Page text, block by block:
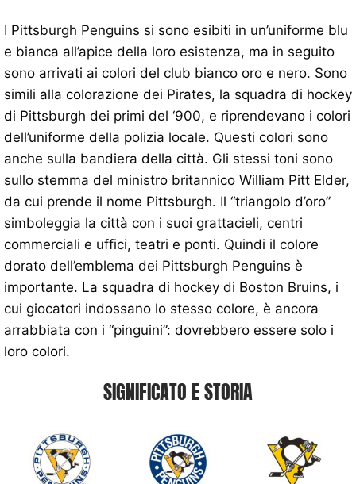
I Pittsburgh Penguins si sono esibiti in un’uniforme blu
e bianca all’apice della loro esistenza, ma in seguito
sono arrivati ​​ai colori del club bianco oro e nero. Sono
simili alla colorazione dei Pirates, la squadra di hockey
di Pittsburgh dei primi del ‘900, e riprendevano i colori
dell’uniforme della polizia locale. Questi colori sono
anche sulla bandiera della città. Gli stessi toni sono
sullo stemma del ministro britannico William Pitt Elder,
da cui prende il nome Pittsburgh. Il “triangolo d’oro”
simboleggia la città con i suoi grattacieli, centri
commerciali e uffici, teatri e ponti. Quindi il colore
dorato dell’emblema dei Pittsburgh Penguins è
importante. La squadra di hockey di Boston Bruins, i
cui giocatori indossano lo stesso colore, è ancora
arrabbiata con i “pinguini”: dovrebbero essere solo i
loro colori.
SIGNIFICATO E STORIA